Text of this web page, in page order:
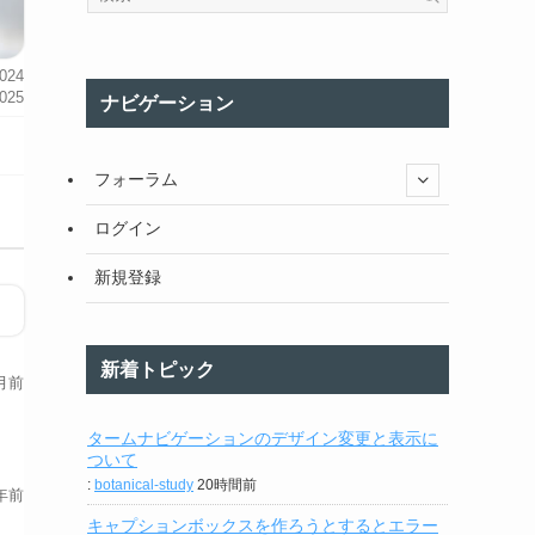
前
前
ナビゲーション
フォーラム
ログイン
新規登録
新着トピック
タームナビゲーションのデザイン変更と表示に
ついて
: botanical-study 20時間前
キャプションボックスを作ろうとするとエラー